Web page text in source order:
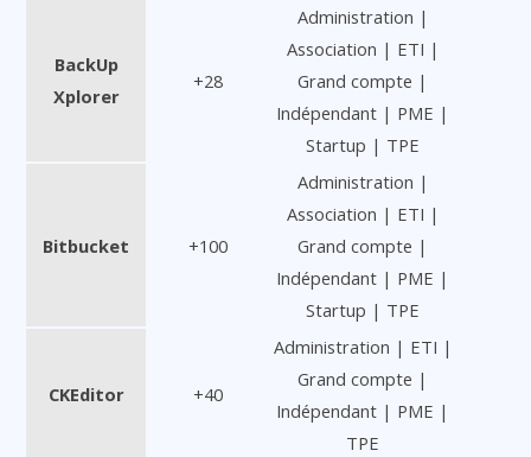
BackUp
Xplorer
+28
Administration |
Association | ETI |
Grand compte |
Indépendant | PME |
Startup | TPE
Bitbucket +100
Administration |
Association | ETI |
Grand compte |
Indépendant | PME |
Startup | TPE
CKEditor +40
Administration | ETI |
Grand compte |
Indépendant | PME |
TPE